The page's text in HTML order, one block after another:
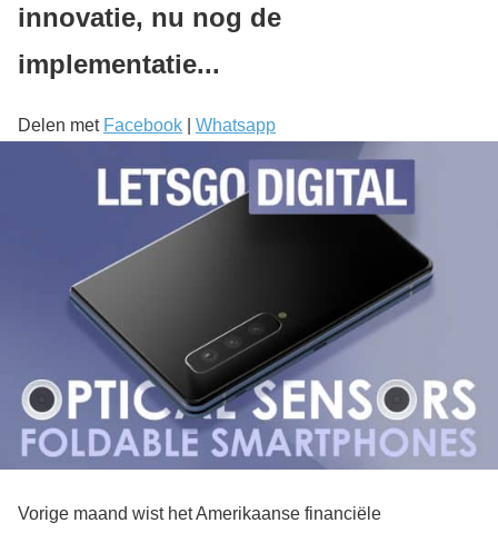
innovatie, nu nog de
implementatie...
Delen met Facebook Whatsapp
Vorige maand wist het Amerikaanse financiële